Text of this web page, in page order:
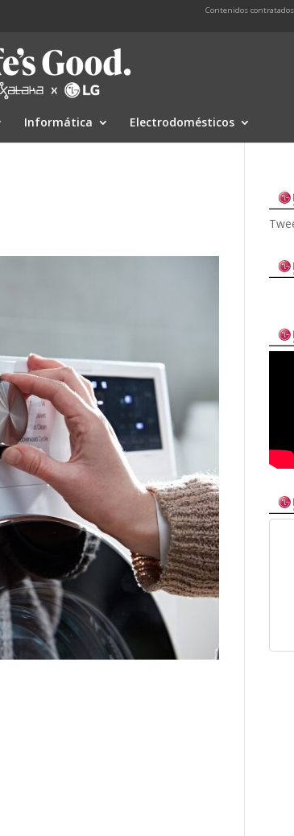
Contenidos
Informática Electrodomésticos